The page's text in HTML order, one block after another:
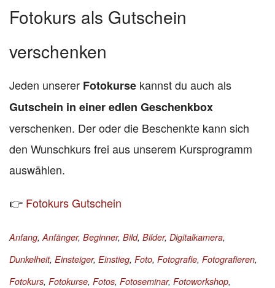
Fotokurs als Gutschein
verschenken
Jeden unserer Fotokurse kannst du auch als
Gutschein in einer edlen Geschenkbox
verschenken. Der oder die Beschenkte kann sich
den Wunschkurs frei aus unserem Kursprogramm
auswählen.
👉 Fotokurs Gutschein
Anfang,Anfänger, Beginner, Bild, Bilder, Digitalkamera,
Dunkelheit, Einsteiger, Einstieg, Foto, Fotografie, Fotografieren,
Fotokurs, Fotokurse, Fotos, Fotoseminar, Fotoworkshop,